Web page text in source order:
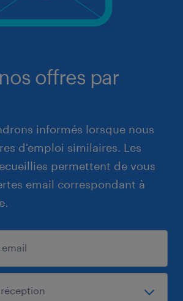
offres par
informés lorsque nous
d'emploi similaires. Les
permettent de vous
email correspondant à